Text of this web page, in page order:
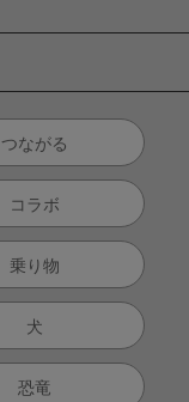
つながる
コラボ
乗り物
犬
恐竜